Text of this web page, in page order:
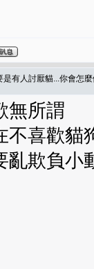
是有人討厭貓...你會怎
無所謂
不喜歡貓
亂欺負小